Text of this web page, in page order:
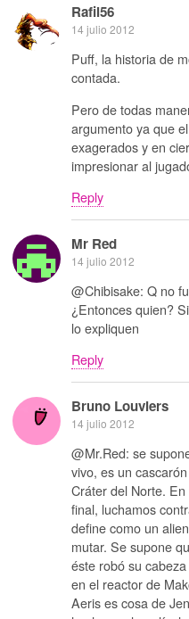
Rafil56
14 julio 2012
Puff, la historia de
contada.
Pero de todas
argumento ya que
exagerados y en
impresionar al
Reply
Mr Red
14 julio 2012
@Chibisake: Q no
¿Entonces quien?
lo expliquen
Reply
Bruno Louviers
14 julio 2012
@Mr.Red: se
vivo, es un
Cráter del Norte.
final, luchamos
define como un
mutar. Se supone
éste robó su
en el reactor de
Aeris es cosa de